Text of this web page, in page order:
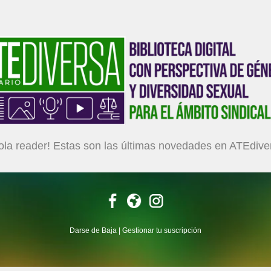
reader! Estas son las últimas novedades en
Darse de Baja Gestionar tu suscripción